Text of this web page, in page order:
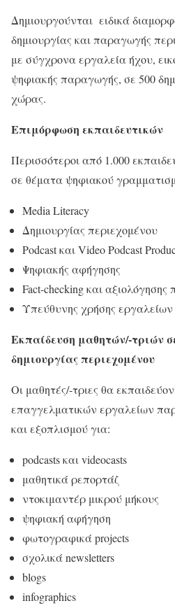
Δημιουργούνται ειδικά
δημιουργίας και παραγωγής
με σύγχρονα εργαλεία ήχου,
ψηφιακής παραγωγής, σε 500
χώρας.
Επιμόρφωση εκπαιδευτικών
Περισσότεροι από 1.000
σε θέματα ψηφιακού
Media Literacy
Δημιουργίας περιεχομένου
Podcast και Video Podcast
Ψηφιακής αφήγησης
Fact-checking και αξιολόγησης
Υπεύθυνης χρήσης
Εκπαίδευση μαθητών/-τριών
δημιουργίας περιεχομένου
Οι μαθητές/-τριες θα
επαγγελματικών εργαλείων
και εξοπλισμού για:
podcasts και videocasts
μαθητικά ρεπορτάζ
ντοκιμαντέρ μικρού μήκους
ψηφιακή αφήγηση
φωτογραφικά projects
σχολικά newsletters
blogs
infographics